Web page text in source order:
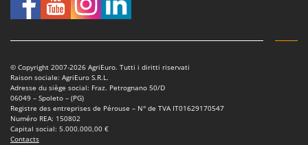
Mockmill
MOVA
Mowox
MTD
© Copyright 2007-2026 AgriEuro. Tutti i diritti riservati
Raison sociale: AgriEuro S.R.L.
Adresse du siège social: Fraz. Petrognano 50/D
06049 – Spoleto – (PG)
Registre des entreprises de Pérouse – N° de TVA IT01629170547
Numéro REA: 150802
Capital social: 5.000.000,00 €
Contacts